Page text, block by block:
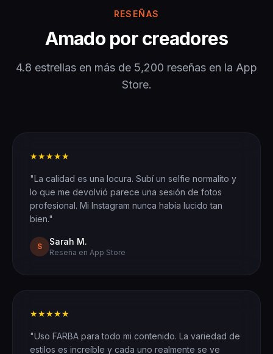
RESEÑAS
Amado por creadores
4.8 estrellas en más de 5,200 reseñas en la App
Store.
★★★★★
"La calidad es una locura. Subí un selfie normalito y
lo que me devolvió parece una sesión de fotos
profesional. Mi Instagram nunca había lucido tan
bien."
S Sarah M.
Reseña en App Store
★★★★★
"Uso FARBA para todo mi contenido. La variedad de
estilos es increíble y cada uno realmente se ve